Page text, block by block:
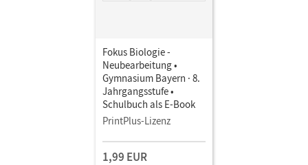
Fokus Biologie -
Neubearbeitung •
Gymnasium Bayern · 8.
Jahrgangsstufe •
Schulbuch als E-Book
PrintPlus-Lizenz
1,99 EUR